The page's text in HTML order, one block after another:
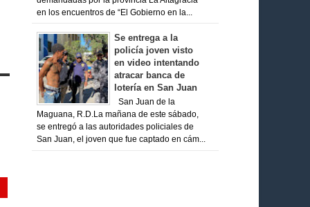
en los encuentros de “El Gobierno en la...
Se entrega a la
policía joven visto
en video intentando
atracar banca de
lotería en San Juan
San Juan de la
Maguana, R.D.La mañana de este sábado,
se entregó a las autoridades policiales de
San Juan, el joven que fue captado en cám...